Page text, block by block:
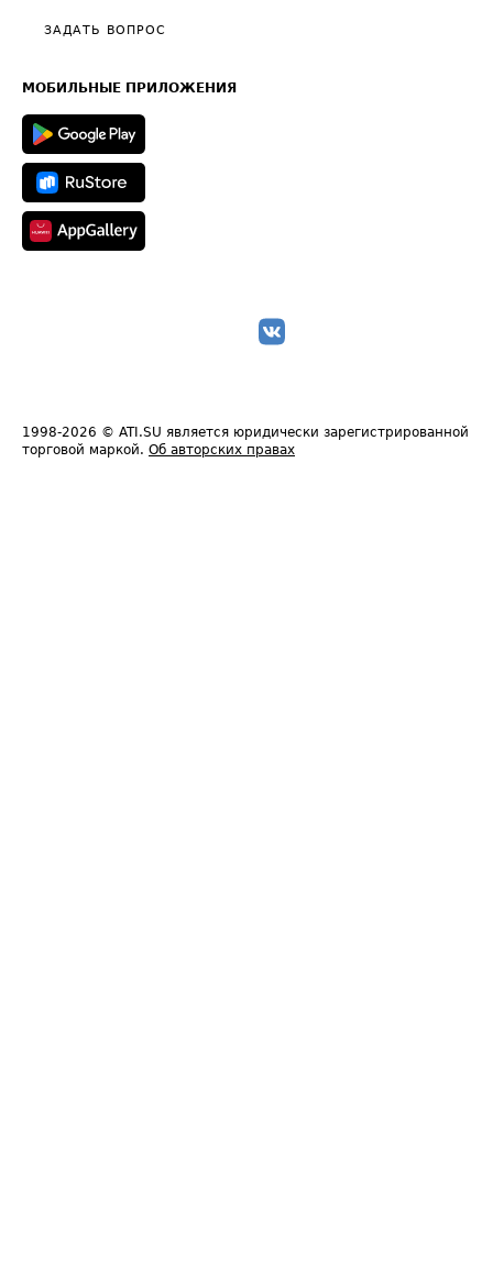
Общие положения
Полезное по перевозкам
Техническая информация
ЗАДАТЬ ВОПРОС
МОБИЛЬНЫЕ ПРИЛОЖЕНИЯ
1998-2026 © ATI.SU является юридически зарегистрированной
торговой маркой. Об авторских правах